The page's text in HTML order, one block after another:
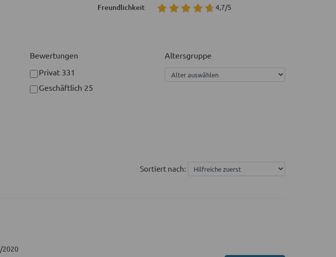
Freundlichkeit 4,7/5
Bewertungen
Privat 331
Geschäftlich 25
Altersgruppe
Sortiert nach:
2020